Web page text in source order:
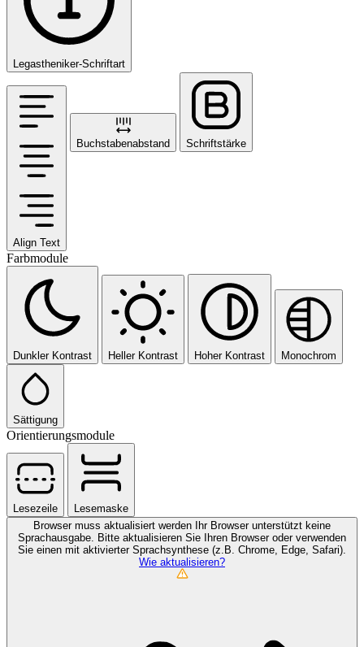
Legastheniker-Schriftart
Align Text
Buchstabenabstand Schriftstärke
Farbmodule
Dunkler Kontrast Heller Kontrast Hoher Kontrast Monochrom
Sättigung
Orientierungsmodule
Lesezeile
Lesemaske
Browser muss aktualisiert werden
Ihr Browser unterstützt keine
Sprachausgabe. Bitte aktualisieren Sie Ihren Browser oder verwenden
Sie einen mit aktivierter Sprachsynthese (z.B. Chrome, Edge, Safari).
Wie aktualisieren?